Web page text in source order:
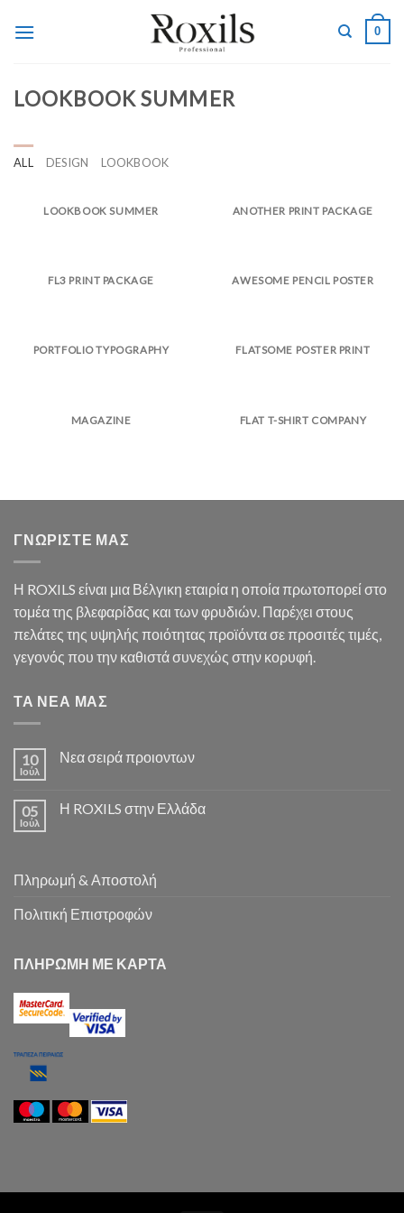
0
LOOKBOOK SUMMER
ALL DESIGN LOOKBOOK
LOOKBOOK SUMMER ANOTHER PRINT PACKAGE
FL3 PRINT PACKAGE AWESOME PENCIL POSTER
PORTFOLIO TYPOGRAPHY FLATSOME POSTER PRINT
MAGAZINE FLAT T-SHIRT COMPANY
ΓΝΩΡΙΣΤΕ ΜΑΣ
Η ROXILS είναι μια Βέλγικη εταιρία η οποία πρωτοπορεί στο
τομέα της βλεφαρίδας και των φρυδιών. Παρέχει στους
πελάτες της υψηλής ποιότητας προϊόντα σε προσιτές τιμές,
γεγονός που την καθιστά συνεχώς στην κορυφή.
ΤΑ ΝΕΑ ΜΑΣ
10
Ιούλ
Νεα σειρά προιοντων
05
Ιούλ
Η ROXILS στην Ελλάδα
Πληρωμή & Αποστολή
Πολιτική Επιστροφών
ΠΛΗΡΩΜΗ ΜΕ ΚΑΡΤΑ